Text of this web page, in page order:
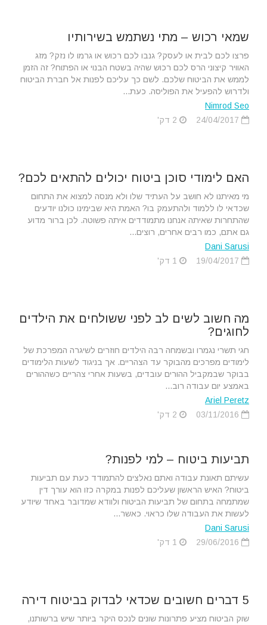
שמאי רכוש – מתי נשתמש בשירותיו
פרצו לכם לבית או לעסק? גנבו לכם רכוש או גרמו לו נזק? מזג
האוויר קיצוני הרס לכם רכוש שהיה בשטח הבנוי או הפתוח? זה הזמן
לממש את הביטוח שלכם. לשם כך עליכם לפנות אל חברת הביטוח
ולדרוש להפעיל את הפוליסה. כעת...
Nimrod Seo
האם לימודי סוכן ביטוח יכולים להתאים לכם?
מי מאיתנו לא חושב על העתיד שלו ולא מנסה למצוא את התחום
שכדאי לו ללמוד ולהתעמק בו? האמת היא שבימינו כולנו יודעים
שהתחרות שאיתה אנחנו מתמודדים איתה פשוטה. לכן ברור מדוע
גם אתם, כמו רבים אחרים, רוצים...
Dani Sarusi
מה חשוב לשים לב לפני ששולחים את הילדים
לחוגים?
חגי תשרי נגמרו ובשמחה רבה הילדים חוזרים לשיגרה המפרכת של
לימודים מפרכים מהבוקר עד הצהריים. אך בניגוד לשעות הלימודים
בבוקר שבמקביל ההורים עובדים, בשעות אחרי צהריים כשההורים
באמצע יום עבודה רוב...
Ariel Peretz
תביעות ביטוח – למי לפנות?
עשיתם תאונת עבודה ואתם נאלצים להתמודד כעת עם תביעות
ביטוח? האיש הראשון שעליכם לפנות במקרה כזו הוא עורך דין
שמתמחה בתחום של תביעות הביטוח ולוודא שמדובר באחד שיודע
לעשות את העבודה שלו כראוי. כאשר...
Dani Sarusi
5 דברים חשובים שכדאי לבדוק בביטוח דירה
שוק הביטוח מציע פתרונות שונים לנכס היקר ביותר שיש ברשותנו,